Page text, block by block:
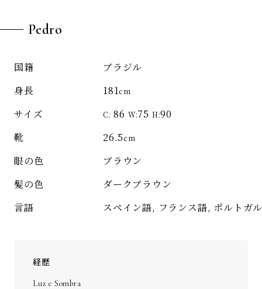
Pedro
国籍 ブラジル
身長 181cm
サイズ C: 86 W:75 H:90
靴 26.5cm
眼の色 ブラウン
髪の色 ダークブラウン
言語 スペイン語, フランス語, ポルトガ
経歴
Luz e Sombra